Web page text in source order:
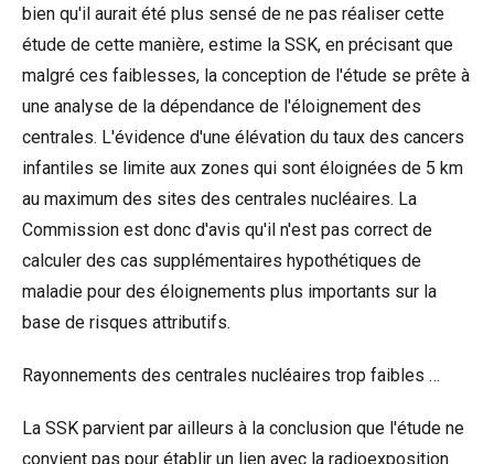
bien qu'il aurait été plus sensé de ne pas réaliser cette
étude de cette manière, estime la SSK, en précisant que
malgré ces faiblesses, la conception de l'étude se prête à
une analyse de la dépendance de l'éloignement des
centrales. L'évidence d'une élévation du taux des cancers
infantiles se limite aux zones qui sont éloignées de 5 km
au maximum des sites des centrales nucléaires. La
Commission est donc d'avis qu'il n'est pas correct de
calculer des cas supplémentaires hypothétiques de
maladie pour des éloignements plus importants sur la
base de risques attributifs.
Rayonnements des centrales nucléaires trop faibles …
La SSK parvient par ailleurs à la conclusion que l'étude ne
convient pas pour établir un lien avec la radioexposition